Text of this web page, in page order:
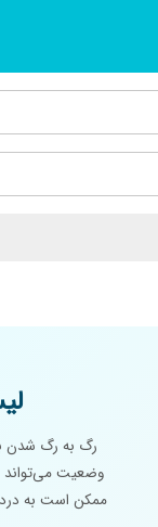
رگ به رگ شدن
وضعیت می‌تواند
ممکن است به درد